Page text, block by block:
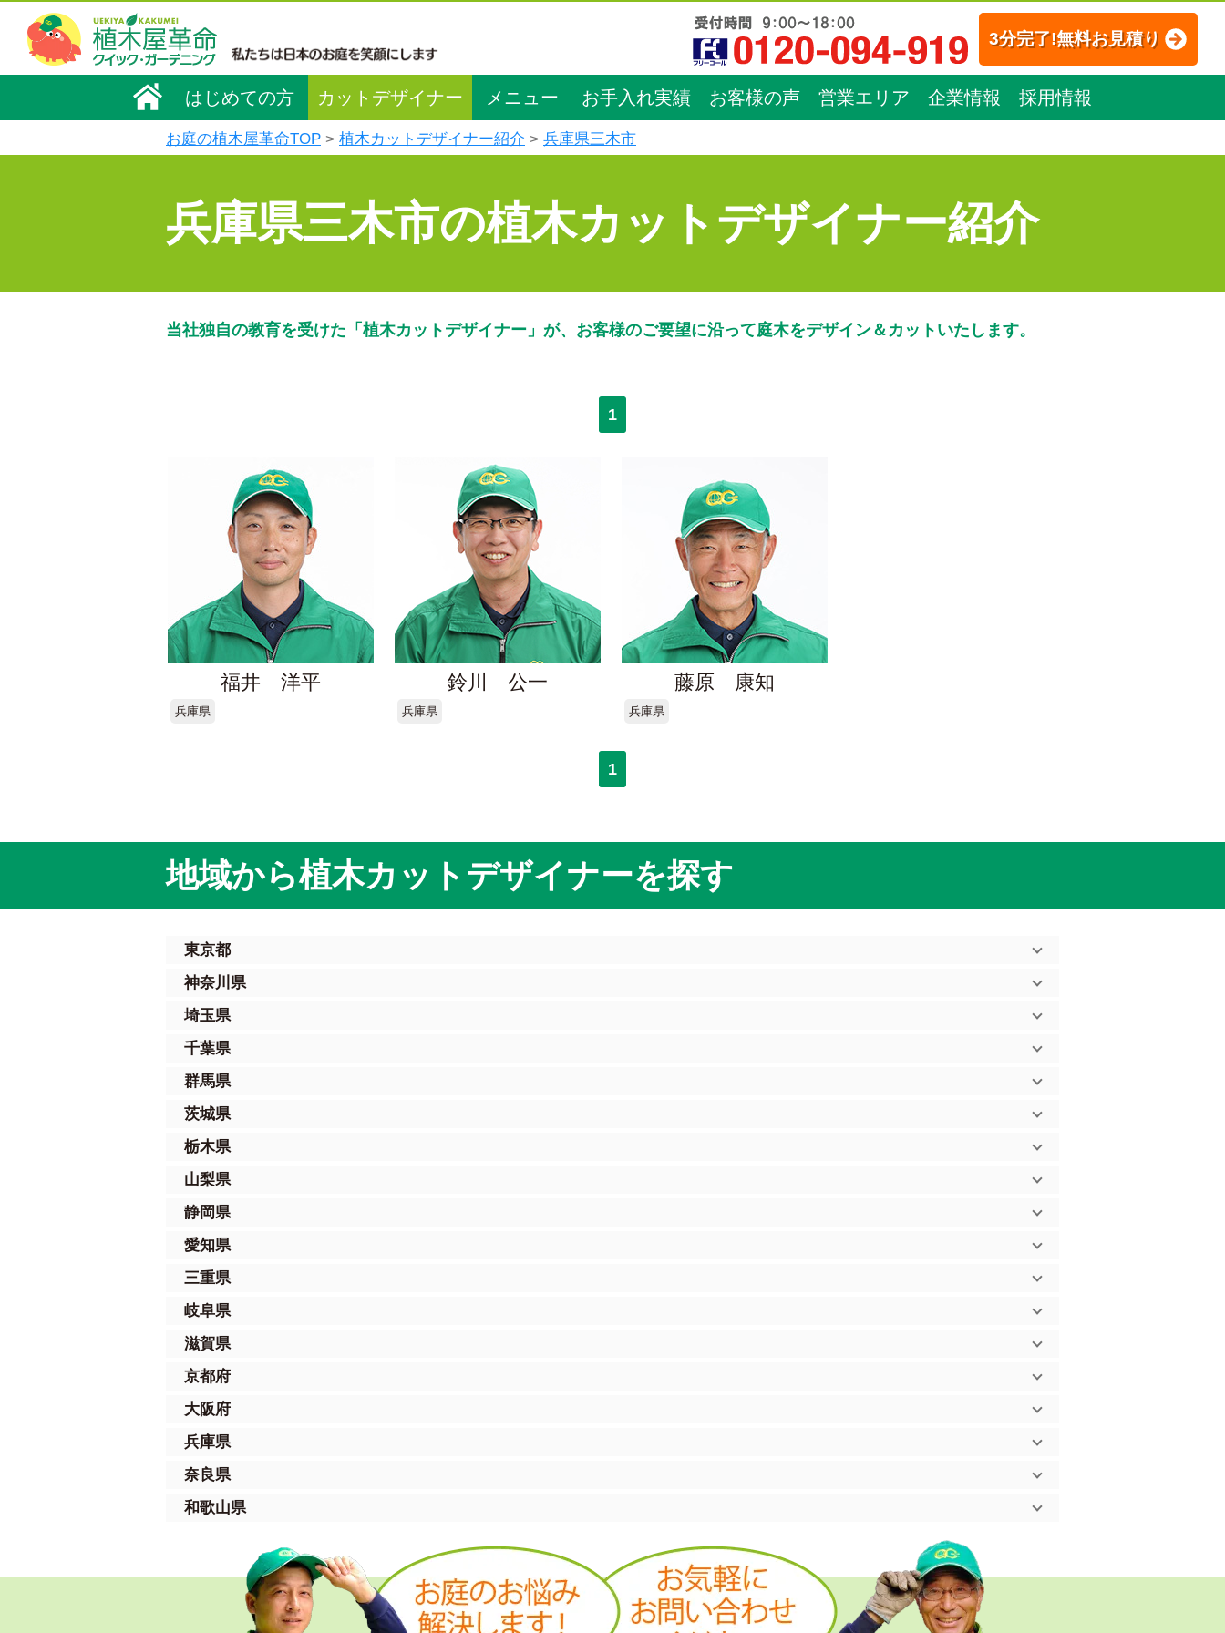
3分完了!無料お見積り
はじめての方 カットデザイナー メニュー お手入れ実績 お客様の声 営業エリア 企業情報 採用情報
お庭の植木屋革命TOP 植木カットデザイナー紹介 兵庫県三木市
兵庫県三木市の植木カットデザイナー紹介
当社独自の教育を受けた「植木カットデザイナー」が、お客様のご要望に沿って庭木をデザイン＆カットいたします。
1
福井 洋平
兵庫県
鈴川 公一
兵庫県
藤原 康知
兵庫県
1
地域から植木カットデザイナーを探す
東京都
神奈川県
埼玉県
千葉県
群馬県
茨城県
栃木県
山梨県
静岡県
愛知県
三重県
岐阜県
滋賀県
京都府
大阪府
兵庫県
奈良県
和歌山県